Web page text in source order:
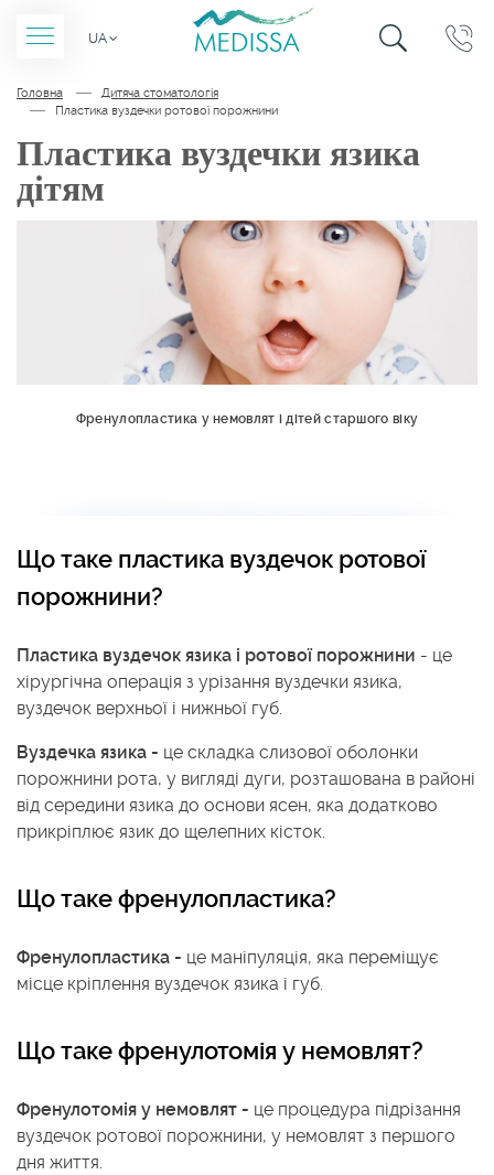
UA
ЗВОРОТНІЙ
ДЗВІНОК
ПОШУК ПО
САЙТУ
Головна
Дитяча стоматологія
Пластика вуздечки ротової порожнини
Пластика вуздечки язика
дітям
Френулопластика у немовлят і дітей старшого віку
Що таке пластика вуздечок ротової
порожнини?
Пластика вуздечок язика і ротової порожнини - це
хірургічна операція з урізання вуздечки язика,
вуздечок верхньої і нижньої губ.
Вуздечка язика - це складка слизової оболонки
порожнини рота, у вигляді дуги, розташована в районі
від середини язика до основи ясен, яка додатково
прикріплює язик до щелепних кісток.
Що таке френулопластика?
Френулопластика - це маніпуляція, яка переміщує
місце кріплення вуздечок язика і губ.
Що таке френулотомія у немовлят?
Френулотомія у немовлят - це процедура підрізання
вуздечок ротової порожнини, у немовлят з першого
дня життя.